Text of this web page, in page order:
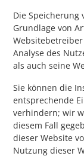
Die Speicherung
Grundlage von
Analyse des
als auch seine
Sie können die
entsprechende
verhindern; wir
diesem Fall
dieser Website
Nutzung dieser